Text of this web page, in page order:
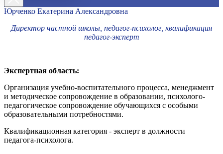
Юрченко Екатерина Александровна
Директор частной школы, педагог-психолог, квалификация
педагог-эксперт
Экспертная область:
Организация учебно-воспитательного процесса, менеджмент
и методическое сопровождение в образовании, психолого-
педагогическое сопровождение обучающихся с особыми
образовательными потребностями.
Квалификационная категория - эксперт в должности
педагога-психолога.